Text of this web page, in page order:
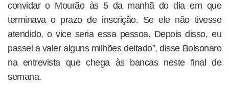
convidar o Mourão às 5 da manhã do dia em que
terminava o prazo de inscrição. Se ele não tivesse
atendido, o vice seria essa pessoa. Depois disso, eu
passei a valer alguns milhões deitado”, disse Bolsonaro
na entrevista que chega às bancas neste final de
semana.